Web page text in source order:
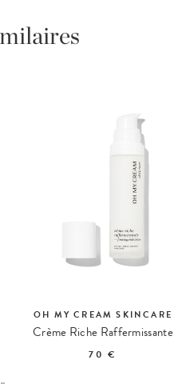
OH MY CREAM SKINCARE
Crème Riche Raffermissante
70 €